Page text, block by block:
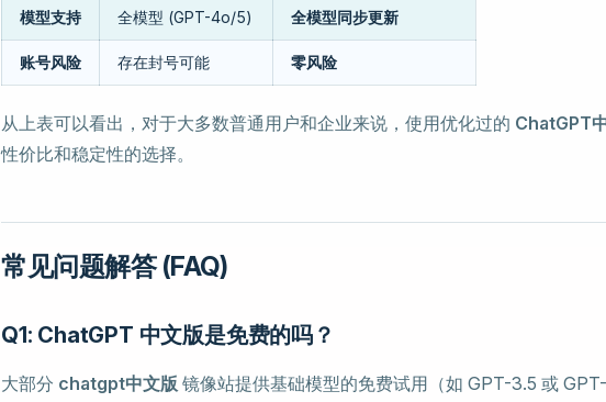
模型支持 全模型 (GPT-4o/5) 全模型同步更新
账号风险 存在封号可能 零风险
从上表可以看出，对于大多数普通用户和企业来说，使用优化过的 ChatGPT
性价比和稳定性的选择。
常见问题解答 (FAQ)
Q1: ChatGPT 中文版是免费的吗？
大部分 chatgpt中文版 镜像站提供基础模型的免费试用（如 GPT-3.5 或